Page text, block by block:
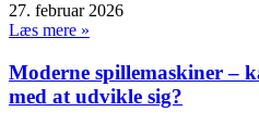
27. februar 2026
Læs mere »
Moderne spillemaskiner –
med at udvikle sig?